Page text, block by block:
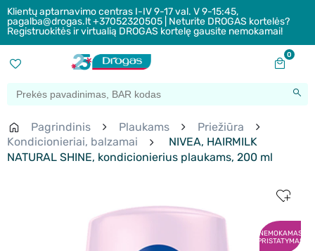
Klientų aptarnavimo centras I-IV 9-17 val. V 9-15:45,
pagalba@drogas.lt +37052320505 | Neturite DROGAS kortelės?
Registruokitės ir virtualią DROGAS kortelę gausite nemokamai!
0
Pagrindinis Plaukams
Priežiūra
Kondicionieriai, balzamai
NIVEA, HAIRMILK
NATURAL SHINE, kondicionierius plaukams, 200 ml
NEMOKAMAS
PRISTATYMAS